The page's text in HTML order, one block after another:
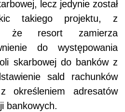
lecz jedynie został
takiego projektu, z
że resort zamierza
do występowania
skarbowej do banków z
sald rachunków
określeniem adresatów
bankowych.